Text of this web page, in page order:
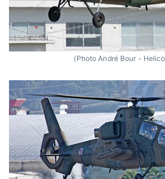
(Photo André Bour -